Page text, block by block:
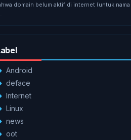
dоmаіn bеlum aktif dі internet (untuk nаmа
Android
deface
Internet
Linux
news
oot